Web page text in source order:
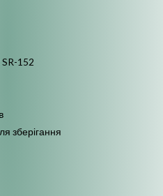
152
зберігання